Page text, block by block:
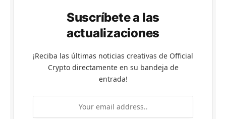
Suscríbete a las
actualizaciones
¡Reciba las últimas noticias creativas de Official
Crypto directamente en su bandeja de
entrada!